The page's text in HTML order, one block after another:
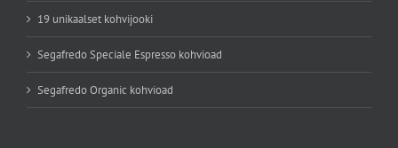
19 unikaalset kohvijooki
Segafredo Speciale Espresso kohvioad
Segafredo Organic kohvioad